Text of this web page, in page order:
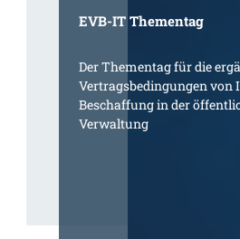
EVB-IT Thementag
Der Thementag für die
Vertragsbedingungen von
Beschaffung in der
Verwaltung